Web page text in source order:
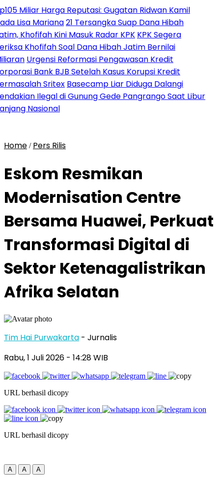
Harga Reputasi: Gugatan Ridwan Kamil
Mariana 21 Tersangka Suap Dana Hibah
Kini Masuk Radar KPKKPK Segera
Khofifah Soal Dana Hibah Jatim Bernilai
Urgensi Reformasi Pengawasan Kredit
Bank BJB Setelah Kasus Korupsi Kredit
Sritex Basecamp Liar Diduga Dalangi
Ilegal di Gunung Gede Pangrango Saat Libur
Nasional
Home / Pers Rilis
Eskom Resmikan
Modernisation Centre
Bersama Huawei, Perkuat
Transformasi Digital di
Sektor Ketenagalistrikan
Afrika Selatan
Tim Hai Purwakarta - Jurnalis
Rabu, 1 Juli 2026 - 14:28 WIB
URL berhasil dicopy
URL berhasil dicopy
A A A